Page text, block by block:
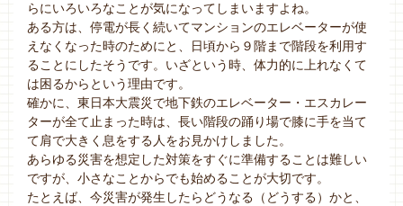
らにいろいろなことが気になってしまいますよね。
ある方は、停電が長く続いてマンションのエレベーターが使
えなくなった時のためにと、日頃から９階まで階段を利用す
ることにしたそうです。いざという時、体力的に上れなくて
は困るからという理由です。
確かに、東日本大震災で地下鉄のエレベーター・エスカレー
ターが全て止まった時は、長い階段の踊り場で膝に手を当て
て肩で大きく息をする人をお見かけしました。
あらゆる災害を想定した対策をすぐに準備することは難しい
ですが、小さなことからでも始めることが大切です。
たとえば、今災害が発生したらどうなる（どうする）かと、